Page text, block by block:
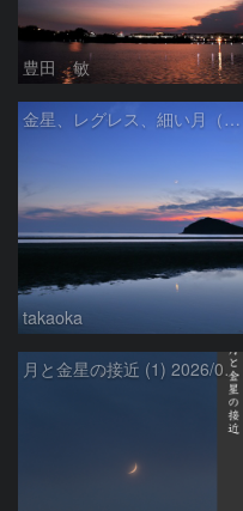
豊田 敏
金星、レグレス、細い月（７月１６日）
takaoka
月と金星の接近 (1) 2026/07/17